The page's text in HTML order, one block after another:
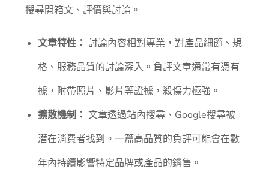
搜尋開箱文、評價與討論。
文章特性： 討論內容相對專業，對產品細節、規
格、服務品質的討論深入。負評文章通常有憑有
據，附帶照片、影片等證據，殺傷力極強。
擴散機制： 文章透過站內搜尋、Google搜尋被
潛在消費者找到。一篇高品質的負評可能會在數
年內持續影響特定品牌或產品的銷售。